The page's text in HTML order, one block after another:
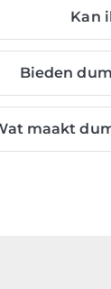
Kan
Bieden
maakt